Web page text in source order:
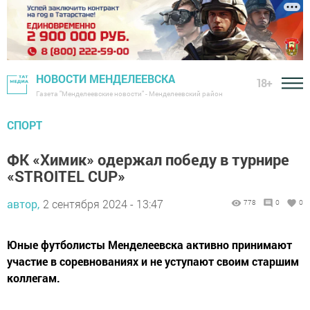
НОВОСТИ МЕНДЕЛЕЕВСКА
Газета "Менделеевские новости" - Менделеевский район
18+
СПОРТ
ФК «Химик» одержал победу в турнире
«STROITEL CUP»
автор, 2 сентября 2024 - 13:47 778 0 0
Юные футболисты Менделеевска активно принимают
участие в соревнованиях и не уступают своим старшим
коллегам.